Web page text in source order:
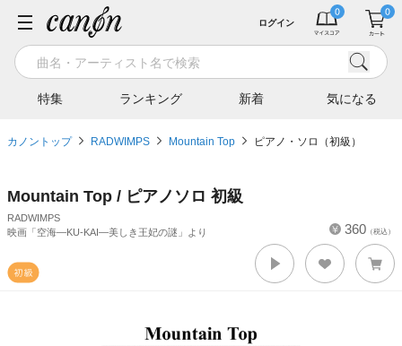
特集 ランキング 新着 気になる
ログイン
カノントップ RADWIMPS Mountain Top ピアノ・ソロ（初級）
Mountain Top / ピアノソロ 初級
RADWIMPS
映画「空海—KU-KAI—美しき王妃の謎」より
360 （税込）